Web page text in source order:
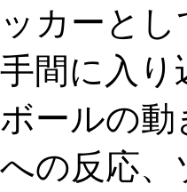
ッカーと
手間に入
ボールの
への反応